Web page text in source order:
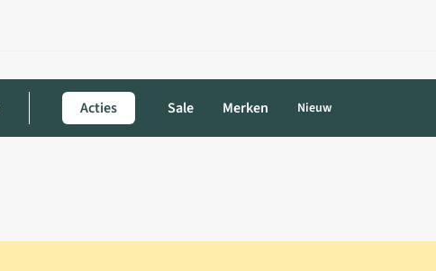
Acties Sale Merken Nieuw